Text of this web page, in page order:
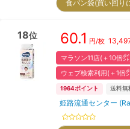
食パン袋(買い回
18位 60.1 円/枚
マラソン11店(＋10倍
ウェブ検索利用(＋1倍
1964ポイント 送料無
姫路流通センター